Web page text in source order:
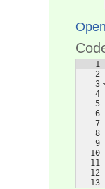
1
2
3
4
5
6
7
8
9
10
11
12
13